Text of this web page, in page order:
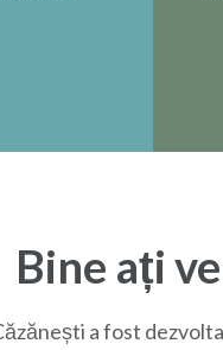
Bine ați
a fost